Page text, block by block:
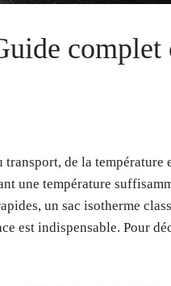
de la
une température
un sac isotherme
est indispensable. Pour